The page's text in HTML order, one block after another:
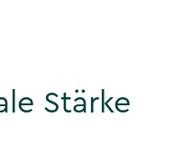
Stärke